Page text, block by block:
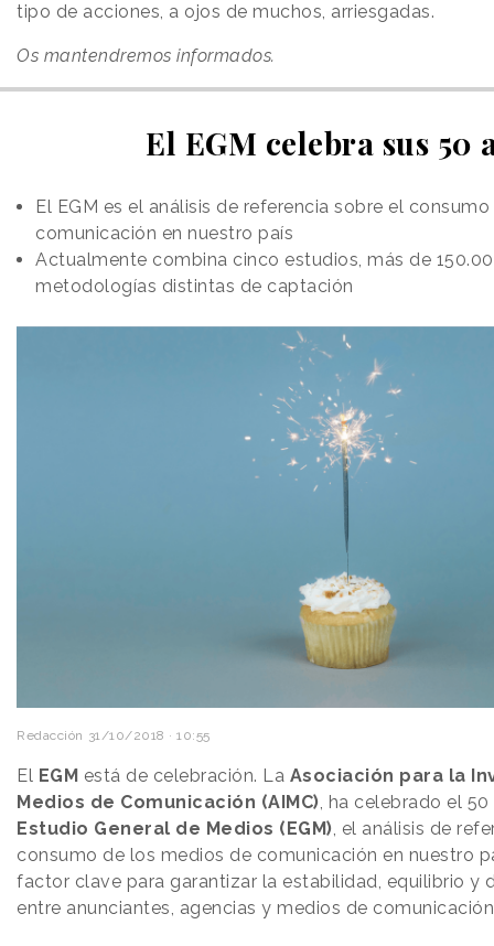
tipo de acciones, a ojos de muchos, arriesgadas.
Os mantendremos informados.
El EGM celebra sus 50
El EGM es el análisis de referencia sobre el
comunicación en nuestro país
Actualmente combina cinco estudios, más de
metodologías distintas de captación
Redacción 31/10/2018 · 10:55
El EGM está de celebración. La Asociación para la
Medios de Comunicación (AIMC), ha celebrado el
Estudio General de Medios (EGM), el análisis de
consumo de los medios de comunicación en nuestro
factor clave para garantizar la estabilidad, equilibrio y
entre anunciantes, agencias y medios de